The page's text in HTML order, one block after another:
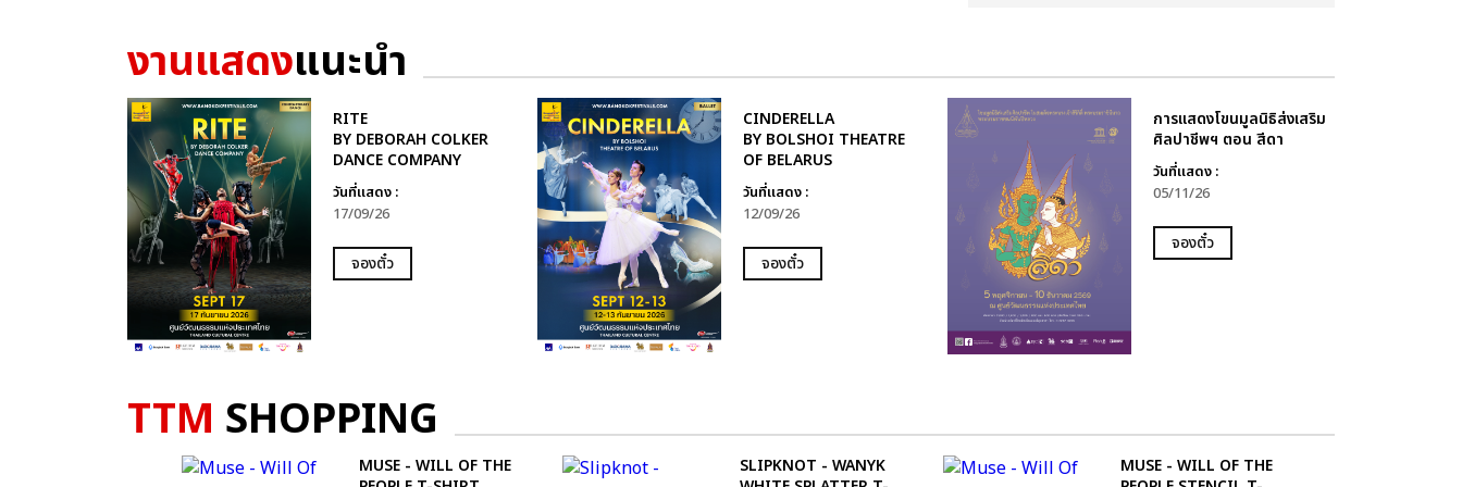
งานแสดงแนะนำ
RITE
BY DEBORAH COLKER
DANCE COMPANY
วันที่แสดง :
17/09/26
จองตั๋ว
CINDERELLA
BY BOLSHOI THEATRE
OF BELARUS
วันที่แสดง :
12/09/26
จองตั๋ว
การแสดงโขนมูลนิธิส่งเสริม
ศิลปาชีพฯ ตอน สีดา
วันที่แสดง :
05/11/26
จองตั๋ว
TTM SHOPPING
MUSE - WILL OF THE
SLIPKNOT - WANYK
MUSE - WILL OF THE